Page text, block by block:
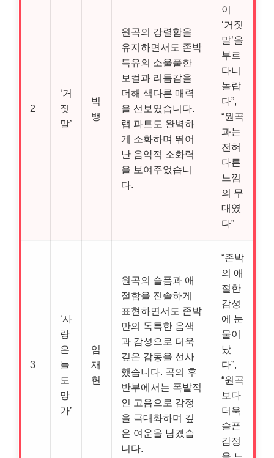
2
‘거
짓
말’
빅
뱅
원곡의 강렬함을
유지하면서도 존박
특유의 소울풀한
보컬과 리듬감을
더해 색다른 매력
을 선보였습니다.
랩 파트도 완벽하
게 소화하며 뛰어
난 음악적 소화력
을 보여주었습니
다.
이
‘거짓
말’을
부르
다니
놀랍
다”,
“원곡
과는
전혀
다른
느낌
의 무
대였
다”
3
‘사
랑
은
늘
도
망
가’
임
재
현
원곡의 슬픔과 애
절함을 진솔하게
표현하면서도 존박
만의 독특한 음색
과 감성으로 더욱
깊은 감동을 선사
했습니다. 곡의 후
반부에서는 폭발적
인 고음으로 감정
을 극대화하며 깊
은 여운을 남겼습
니다.
“존박
의 애
절한
감성
에 눈
물이
났
다”,
“원곡
보다
더욱
슬픈
감정